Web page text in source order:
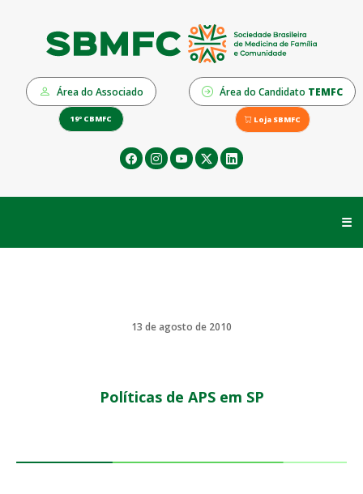
Área do Associado Área do Candidato TEMFC
19º CBMFC Loja SBMFC
☰
13 de agosto de 2010
Políticas de APS em SP